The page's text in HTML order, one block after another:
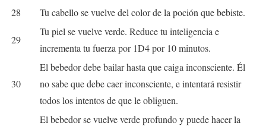
28
Tu cabello se vuelve del color de la poción que bebiste.
29
Tu piel se vuelve verde. Reduce tu inteligencia e
incrementa tu fuerza por 1D4 por 10 minutos.
30
El bebedor debe bailar hasta que caiga inconsciente. Él
no sabe que debe caer inconsciente, e intentará resistir
todos los intentos de que le obliguen.
El bebedor se vuelve verde profundo y puede hacer la